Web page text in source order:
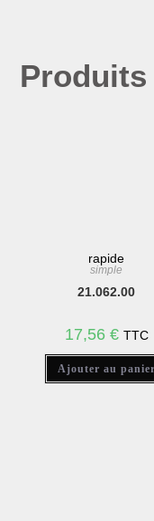
rapide
simple
21.062.00
17,56 € TTC
Ajouter au panier